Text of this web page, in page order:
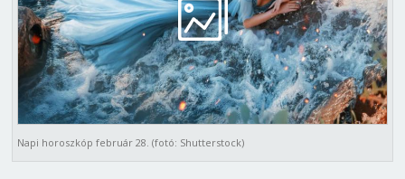
Napi horoszkóp február 28. (fotó: Shutterstock)